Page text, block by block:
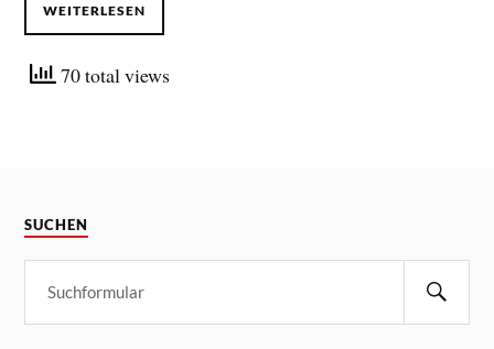
WEITERLESEN
70 total views
SUCHEN